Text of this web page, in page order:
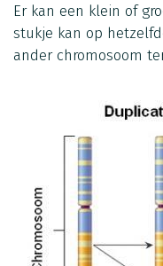
Er kan een klein of
stukje kan op
ander chromosoom